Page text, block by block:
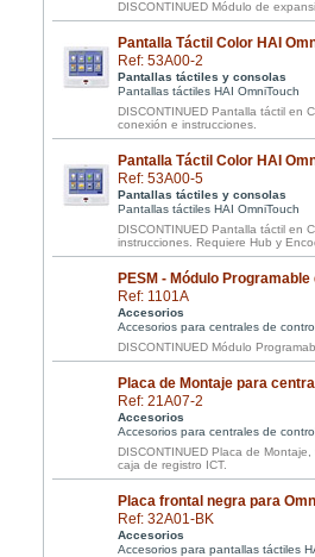
DISCONTINUED Módulo de
Pantalla Táctil Color HAI
Ref: 53A00-2
Pantallas táctiles y consolas
Pantallas táctiles HAI OmniTouch
DISCONTINUED Pantalla táctil en
conexión e instrucciones.
Pantalla Táctil Color HAI
Ref: 53A00-5
Pantallas táctiles y consolas
Pantallas táctiles HAI OmniTouch
DISCONTINUED Pantalla táctil en
instrucciones. Requiere Hub y
PESM - Módulo
Ref: 1101A
Accesorios
Accesorios para centrales de
DISCONTINUED Módulo
Placa de Montaje para
Ref: 21A07-2
Accesorios
Accesorios para centrales de
DISCONTINUED Placa de
caja de registro ICT.
Placa frontal negra para
Ref: 32A01-BK
Accesorios
Accesorios para pantallas táctiles